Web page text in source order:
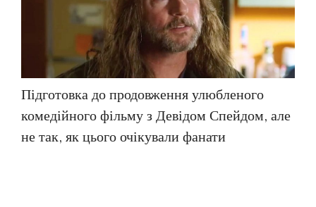
Підготовка до продовження улюбленого
комедійного фільму з Девідом Спейдом, але
не так, як цього очікували фанати